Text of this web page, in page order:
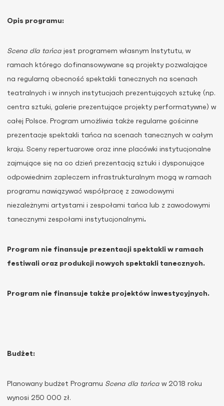
Opis programu:
Scena dla tańca jest programem własnym Instytutu, w
ramach którego dofinansowywane są projekty pozwalające
na regularną obecność spektakli tanecznych na scenach
teatralnych i w innych instytucjach prezentujących sztukę (np.
centra sztuki, galerie prezentujące projekty performatywne) w
całej Polsce. Program umożliwia także regularne gościnne
prezentacje spektakli tańca na scenach tanecznych w całym
kraju. Sceny repertuarowe oraz inne placówki instytucjonalne
zajmujące się na co dzień prezentacją sztuki i dysponujące
odpowiednim zapleczem infrastrukturalnym mogą w ramach
programu nawiązywać współpracę z zawodowymi
niezależnymi artystami i zespołami tańca lub z zawodowymi
tanecznymi zespołami instytucjonalnymi.
Program nie finansuje prezentacji spektakli w ramach
festiwali oraz produkcji nowych spektakli tanecznych.
Program nie finansuje także projektów inwestycyjnych.
Budżet:
Planowany budżet Programu Scena dla tańca w 2018 roku
wynosi 250 000 zł.